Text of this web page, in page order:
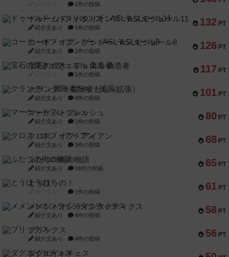
1件の投稿
132 PT
ドゥームド・バタリオンズ：ASLモジュール11
紹介文あり 1件の投稿
126 PT
コード・オブ・ブシドー：ASLモジュール8
紹介文あり 1件の投稿
117 PT
宝石の煌き：デュエル 偽造者
1件の投稿
101 PT
クランク! ：冒険者たち（拡張）
紹介文あり 4件の投稿
80 PT
マーケットフレッシュ
紹介文あり 1件の投稿
68 PT
クロス・オブ・アイアン
紹介文あり 3件の投稿
65 PT
ふたつの街の物語
紹介文あり 18件の投稿
61 PT
とうほうの！
1件の投稿
58 PT
メメントオンラインタクティクス
紹介文あり 4件の投稿
56 PT
ブリックス
紹介文あり 4件の投稿
ダグエイトチェス